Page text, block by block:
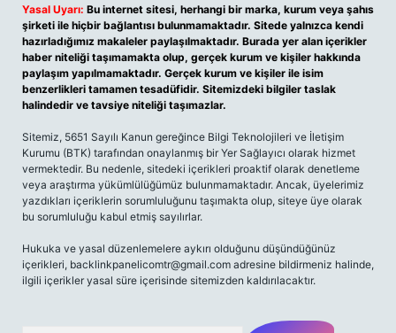
Yasal Uyarı: Bu internet sitesi, herhangi bir marka, kurum veya şahıs
şirketi ile hiçbir bağlantısı bulunmamaktadır. Sitede yalnızca kendi
hazırladığımız makaleler paylaşılmaktadır. Burada yer alan içerikler
haber niteliği taşımamakta olup, gerçek kurum ve kişiler hakkında
paylaşım yapılmamaktadır. Gerçek kurum ve kişiler ile isim
benzerlikleri tamamen tesadüfidir. Sitemizdeki bilgiler taslak
halindedir ve tavsiye niteliği taşımazlar.
Sitemiz, 5651 Sayılı Kanun gereğince Bilgi Teknolojileri ve İletişim
Kurumu (BTK) tarafından onaylanmış bir Yer Sağlayıcı olarak hizmet
vermektedir. Bu nedenle, sitedeki içerikleri proaktif olarak denetleme
veya araştırma yükümlülüğümüz bulunmamaktadır. Ancak, üyelerimiz
yazdıkları içeriklerin sorumluluğunu taşımakta olup, siteye üye olarak
bu sorumluluğu kabul etmiş sayılırlar.
Hukuka ve yasal düzenlemelere aykırı olduğunu düşündüğünüz
içerikleri, backlinkpanelicomtr@gmail.com adresine bildirmeniz halinde,
ilgili içerikler yasal süre içerisinde sitemizden kaldırılacaktır.